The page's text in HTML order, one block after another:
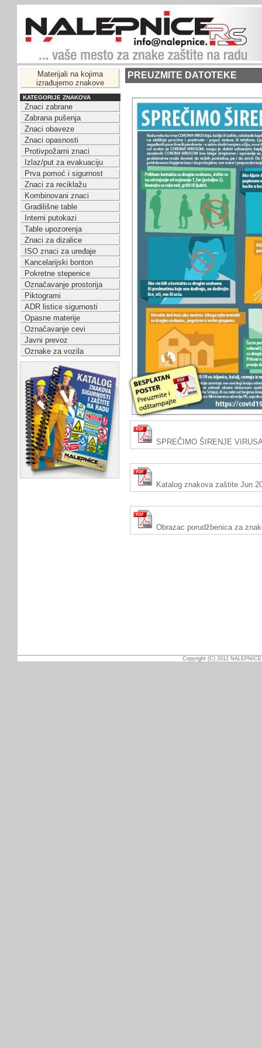
Materijali na kojima
izrađujemo znakove
KATEGORIJE ZNAKOVA
Znaci zabrane
Zabrana pušenja
Znaci obaveze
Znaci opasnosti
Protivpožarni znaci
Izlaz/put za evakuaciju
Prva pomoć i sigurnost
Znaci za reciklažu
Kombinovani znaci
Gradilišne table
Interni putokazi
Table upozorenja
Znaci za dizalice
ISO znaci za uređaje
Kancelarijski bonton
Pokretne stepenice
Označavanje prostorija
Piktogrami
ADR listice sigurnosti
Opasne materije
Označavanje cevi
Javni prevoz
Oznake za vozila
PREUZMITE DATOTEKE
SPREČIMO ŠIRENJE
Katalog znakova zaštite Jun
Obrazac porudžbenica za
Copyright (C) 2012